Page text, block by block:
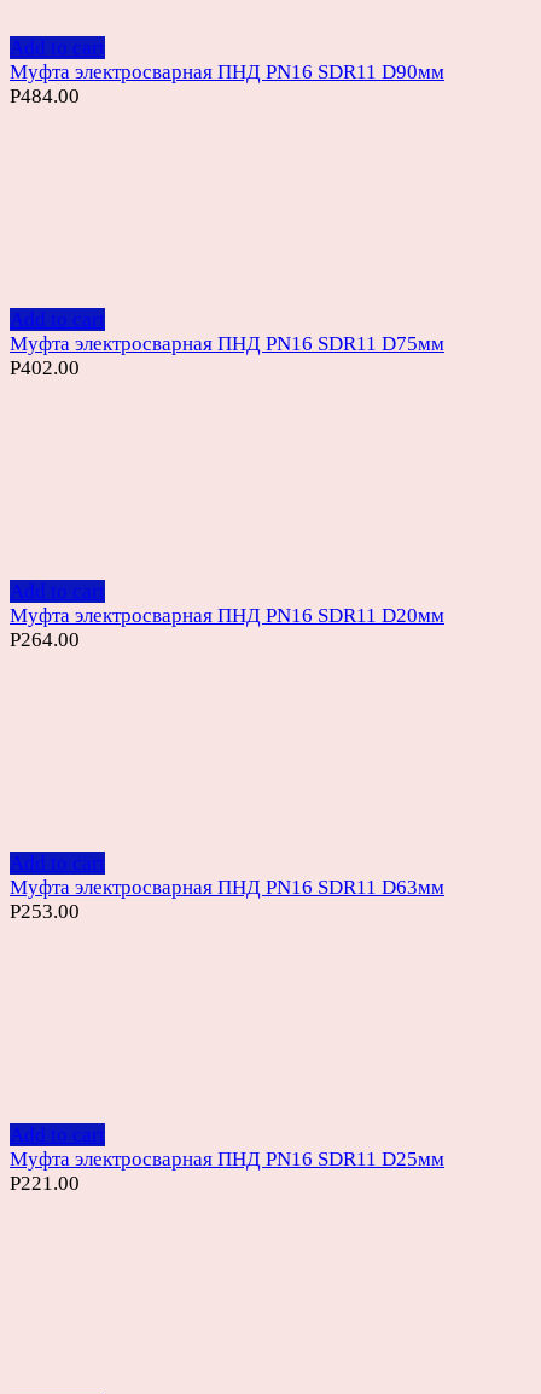
Add to cart
Муфта электросварная ПНД PN16 SDR11 D90мм
Р484.00
Add to cart
Муфта электросварная ПНД PN16 SDR11 D75мм
Р402.00
Add to cart
Муфта электросварная ПНД PN16 SDR11 D20мм
Р264.00
Add to cart
Муфта электросварная ПНД PN16 SDR11 D63мм
Р253.00
Add to cart
Муфта электросварная ПНД PN16 SDR11 D25мм
Р221.00